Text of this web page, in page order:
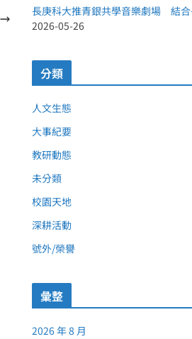
長庚科大推青銀共學音樂劇場 結合
2026-05-26
分類
人文生態
大事紀要
教研動態
未分類
校園天地
深耕活動
號外/榮譽
彙整
2026 年 8 月